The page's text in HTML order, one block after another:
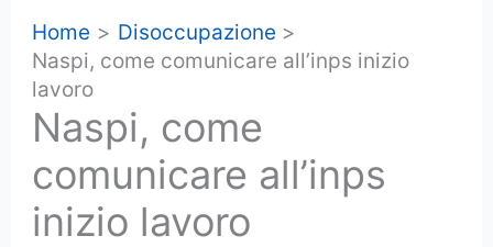
Home
Disoccupazione
Naspi, come comunicare all’inps inizio
lavoro
Naspi, come
comunicare all’inps
inizio lavoro